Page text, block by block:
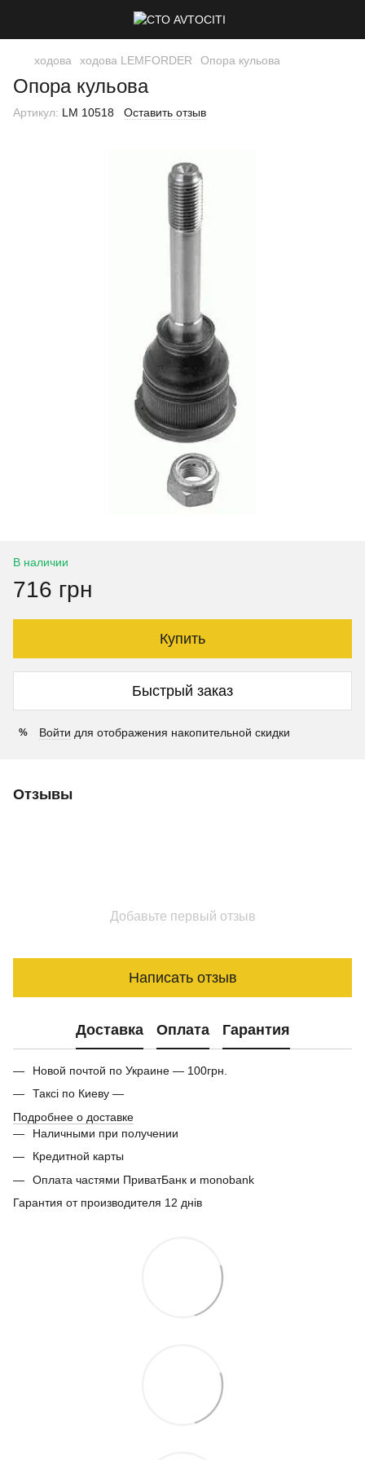
ходова ходова LEMFORDER Опора кульова
Опора кульова
Артикул: LM 10518 Оставить отзыв
В наличии
716 грн
Купить
Быстрый заказ
% Войти для отображения накопительной скидки
Отзывы
Добавьте первый отзыв
Написать отзыв
Доставка Оплата Гарантия
Новой почтой по Украине — 100грн.
Таксі по Киеву —
Подробнее о доставке
Наличными при получении
Кредитной карты
Оплата частями ПриватБанк и monobank
Гарантия от производителя 12 днів